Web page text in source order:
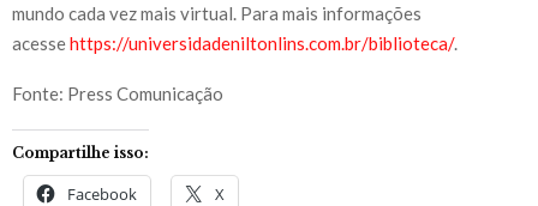
mundo cada vez mais virtual. Para mais informações
acessehttps://universidadeniltonlins.com.br/biblioteca/.
Fonte: Press Comunicação
Compartilhe isso:
Facebook X